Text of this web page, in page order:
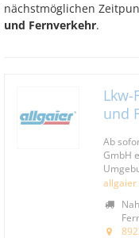
nächstmöglichen
und Fernverkehr.
und
Ab
GmbH
allgaier